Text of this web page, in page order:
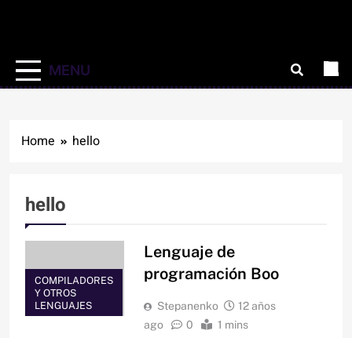
MENU
Home hello
hello
COMPILADORES
Y OTROS
LENGUAJES
Lenguaje de
programación Boo
Stepanenko
12 años
ago
0 1 mins